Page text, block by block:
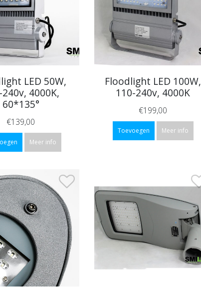
LED 50W,
4000K,
60*135°
€139,00
Meer info
Floodlight LED 100W,
110-240v, 4000K
€199,00
Toevoegen Meer info